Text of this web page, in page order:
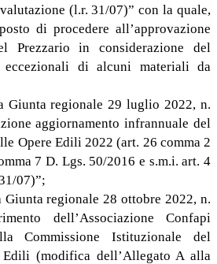
(l.r. 31/07)” con la quale,
di procedere all’approvazione
Prezzario in considerazione del
di alcuni materiali da
Giunta regionale 29 luglio 2022, n.
aggiornamento infrannuale del
Opere Edili 2022 (art. 26 comma 2
7 D. Lgs. 50/2016 e s.m.i. art. 4
07)”;
regionale 28 ottobre 2022, n.
dell’Associazione Confapi
Commissione Istituzionale del
Edili (modifica dell’Allegato A alla